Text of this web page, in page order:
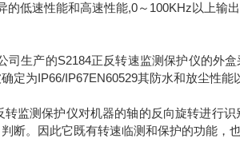
的低速性能和高速性能,0～100KHz以上输
生产的S2184正反转速监测保护仪的外
定为IP66/IP67EN60529其防水和放尘性能
测保护仪对机器的轴的反向旋转进行识
断。因此它既有转速临测和保护的功能，